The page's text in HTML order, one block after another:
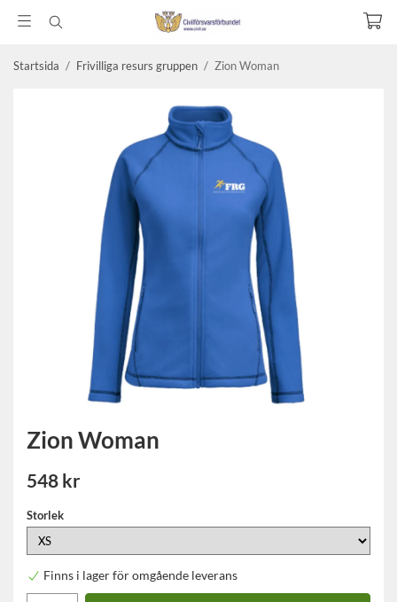
Startsida / Frivilliga resurs gruppen / Zion Woman
Zion Woman
548 kr
Storlek
Finns i lager för omgående leverans